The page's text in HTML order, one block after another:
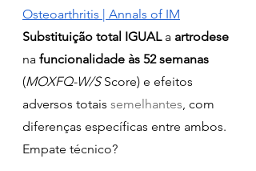
Osteoarthritis | Annals of IM
Substituição total IGUAL a artrodese
na funcionalidade às 52 semanas
(MOXFQ-W/S Score) e efeitos
adversos totais semelhantes, com
diferenças específicas entre ambos.
Empate técnico?